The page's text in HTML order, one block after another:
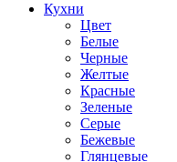
Кухни
Цвет
Белые
Черные
Желтые
Красные
Зеленые
Серые
Бежевые
Глянцевые